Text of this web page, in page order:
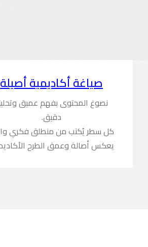
صياغة أكاديمية أصيلة
نصوغ المحتوى بفهم عميق
دقيق.
كل سطر يُكتب من منطلق فكري
يعكس أصالة وعمق الطرح